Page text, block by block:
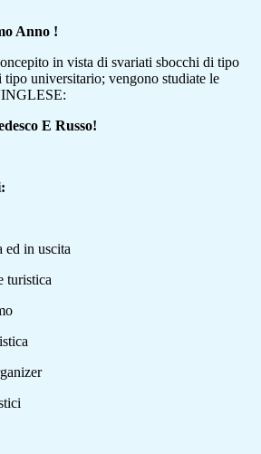
Anno !
in vista di svariati sbocchi di tipo
tipo universitario; vengono studiate le
E Russo!
ed in uscita
turistica